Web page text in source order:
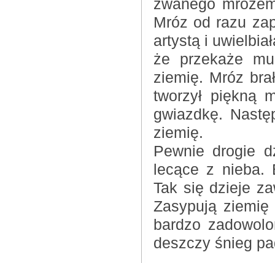
zwanego
Mróz od razu
artystą i
że przekaże
ziemię. Mróz
tworzył piękną
gwiazdkę.
ziemię.
Pewnie drogie
lecące z nieba.
Tak się dzieje
Zasypują
bardzo
deszczy śnieg